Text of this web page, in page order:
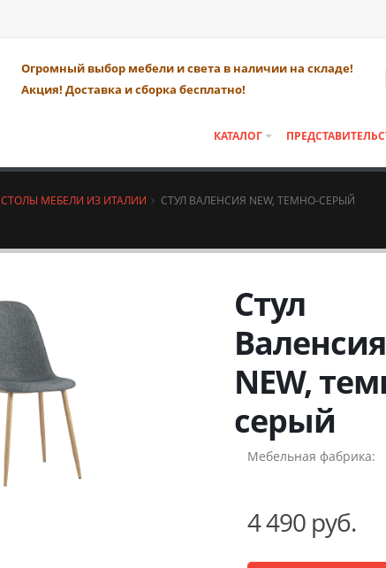
Огромный выбор мебели и света в наличии на складе!
Акция! Доставка и сборка бесплатно!
КАТАЛОГ
СТОЛЫ МЕБЕЛИ ИЗ ИТАЛИИ СТУЛ ВАЛЕНСИЯ NEW, ТЕМНО-СЕРЫЙ
Стул
Валенсия
NEW,
серый
Мебельная фабрика:
4 490 руб.